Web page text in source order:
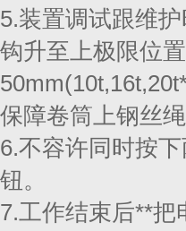
5.装置调试跟维
钩升至上极限位
保障卷筒上钢丝
6.不容许同时按
钮。
7.工作结束后**把